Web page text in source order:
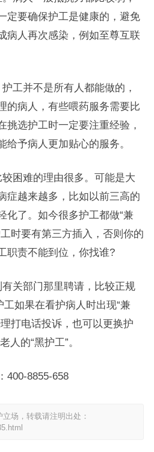
定要确保护工是健康的，避免
病人再次感染，例如至尊互联
并不是所有人都能做的，
的病人，有些喂药服务需要比
挑选护工时一定要注重经验，
给予病人更加贴心的服务。
难的理由很多。可能是大
症越来越多，比如以前三高的
化了。如今很多护工都做“兼
时要有第三方插入，否则你的
职责不能到位，你找谁?
关部门那里聘请，比较正规
如果在看护病人时出现“兼
打电话投诉，也可以更换护
人的“黑护工”。
8855-658
场，转载请注明出处：